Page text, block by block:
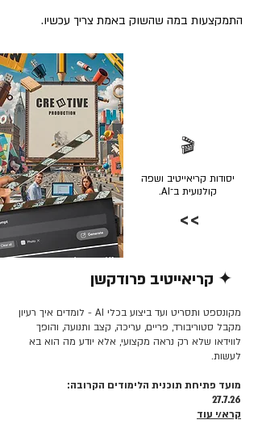
התמקצעות במה שהשוק באמת צריך עכשיו.
🎬
יסודות קריאייטיב ושפה
קולנועית ב־AI.
>>
✦ קריאייטיב פרודקשן
מקונספט ותסריט ועד ביצוע בכלי AI - לומדים איך רעיון
מקבל סטוריבורד, פריים, עריכה, קצב ותנועה, והופך
לווידאו שלא רק נראה מקצועי, אלא יודע מה הוא בא
לעשות.
מועד פתיחת תוכנית הלימודים הקרובה:
27.7.26
קרא/י עוד